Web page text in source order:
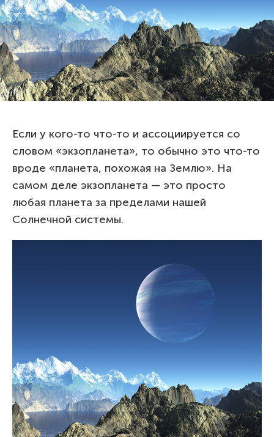
Если у кого-то что-то и ассоциируется со
словом «экзопланета», то обычно это что-то
вроде «планета, похожая на Землю». На
самом деле экзопланета — это просто
любая планета за пределами нашей
Солнечной системы.